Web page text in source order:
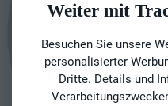
Weiter mit
Besuchen Sie unsere
personalisierter
Dritte. Details und